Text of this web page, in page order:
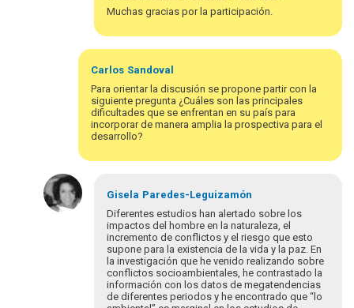
Muchas gracias por la participación.
respuesta
¡Bienvenida
virtual…
csandoval
Carlos Sandoval
Para orientar la discusión se propone partir con la
siguiente pregunta ¿Cuáles son las principales
dificultades que se enfrentan en su país para
incorporar de manera amplia la prospectiva para el
desarrollo?
Gisela Paredes-Leguizamón
Diferentes estudios han alertado sobre los
impactos del hombre en la naturaleza, el
incremento de conflictos y el riesgo que esto
supone para la existencia de la vida y la paz. En
la investigación que he venido realizando sobre
conflictos socioambientales, he contrastado la
información con los datos de megatendencias
de diferentes periodos y he encontrado que “lo